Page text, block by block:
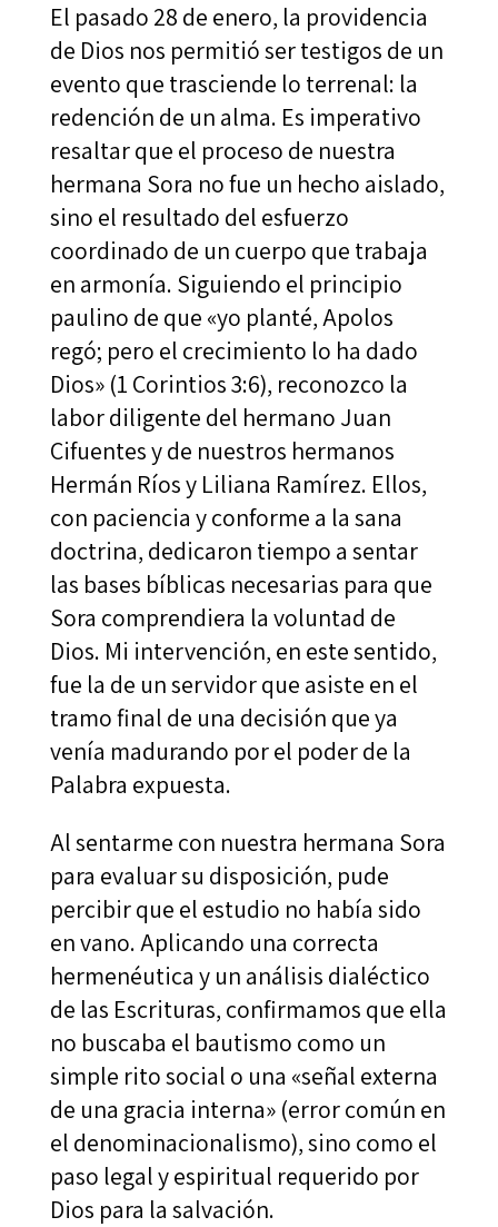
El pasado 28 de enero, la providencia
de Dios nos permitió ser testigos de un
evento que trasciende lo terrenal: la
redención de un alma. Es imperativo
resaltar que el proceso de nuestra
hermana Sora no fue un hecho aislado,
sino el resultado del esfuerzo
coordinado de un cuerpo que trabaja
en armonía. Siguiendo el principio
paulino de que «yo planté, Apolos
regó; pero el crecimiento lo ha dado
Dios» (1 Corintios 3:6), reconozco la
labor diligente del hermano Juan
Cifuentes y de nuestros hermanos
Hermán Ríos y Liliana Ramírez. Ellos,
con paciencia y conforme a la sana
doctrina, dedicaron tiempo a sentar
las bases bíblicas necesarias para que
Sora comprendiera la voluntad de
Dios. Mi intervención, en este sentido,
fue la de un servidor que asiste en el
tramo final de una decisión que ya
venía madurando por el poder de la
Palabra expuesta.
Al sentarme con nuestra hermana Sora
para evaluar su disposición, pude
percibir que el estudio no había sido
en vano. Aplicando una correcta
hermenéutica y un análisis dialéctico
de las Escrituras, confirmamos que ella
no buscaba el bautismo como un
simple rito social o una «señal externa
de una gracia interna» (error común en
el denominacionalismo), sino como el
paso legal y espiritual requerido por
Dios para la salvación.